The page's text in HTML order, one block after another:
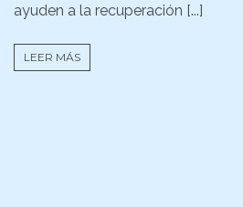
ayuden a la recuperación [...]
LEER MÁS